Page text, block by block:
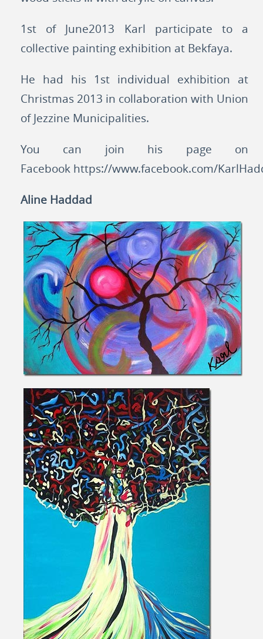
1st of June2013 Karl participate to a
collective painting exhibition at Bekfaya.
He had his 1st individual exhibition at
Christmas 2013 in collaboration with Union
of Jezzine Municipalities.
You can join his page on
Facebook https://www.facebook.com/
Aline Haddad